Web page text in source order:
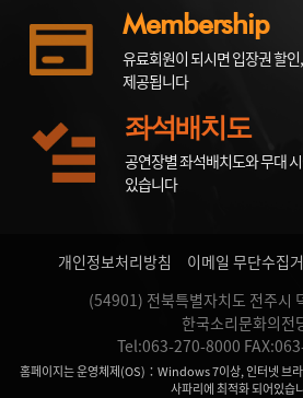
Membership
유료회원이 되시면 입장권 할
제공됩니다
좌석배치도
공연장별 좌석배치도와 무대
있습니다
개인정보처리방침 이메일 무단수집
(54901) 전북특별자치도 전주시
한국소리문화의전
Tel:063-270-8000
홈페이지는 운영체제(OS)：Windows 7이상, 인터넷 브라
사파리에 최적화 되어있습